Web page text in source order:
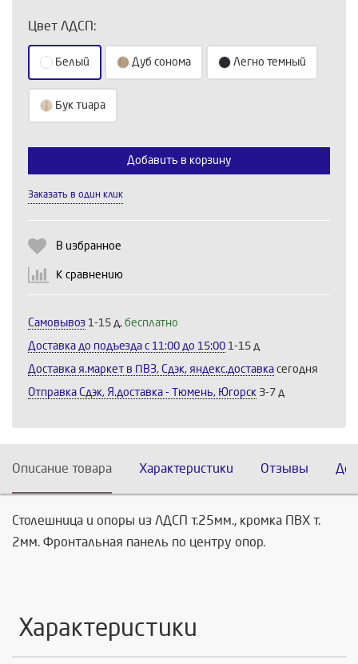
Цвет ЛДСП:
Белый Дуб сонома Легно темный
Бук тиара
Выберите количество:
Продолжить Отмена
Добавить в корзину
Заказать в один клик
В избранное
К сравнению
Самовывоз 1-15 д, бесплатно
Доставка до подъезда c 11:00 до 15:00 1-15 д
Доставка я.маркет в ПВЗ, Сдэк, яндекс.доставка сегодня
Отправка Сдэк, Я.доставка - Тюмень, Югорск 3-7 д
Описание товара Характеристики Отзывы
Столешница и опоры из ЛДСП т.25мм., кромка ПВХ т.
2мм. Фронтальная панель по центру опор.
Характеристики